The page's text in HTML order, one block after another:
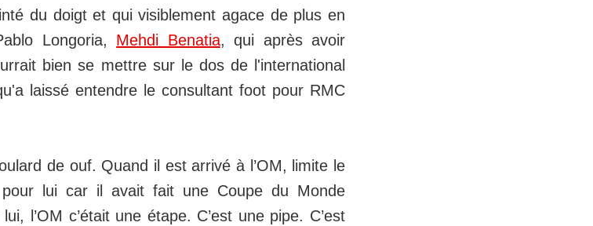
du doigt et qui visiblement agace de plus en
Longoria, Mehdi Benatia, qui après avoir
bien se mettre sur le dos de l'international
laissé entendre le consultant foot pour RMC
de ouf. Quand il est arrivé à l’OM, limite le
lui car il avait fait une Coupe du Monde
l’OM c’était une étape. C’est une pipe. C’est